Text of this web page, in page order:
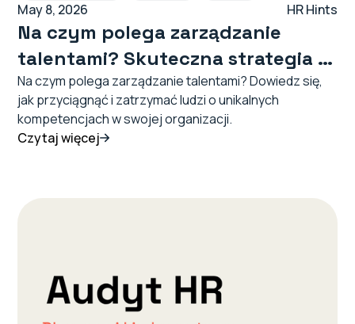
May 8, 2026 HR Hints
Na czym polega zarządzanie
talentami? Skuteczna strategia w
świetle metody Culturivy®
Na czym polega zarządzanie talentami? Dowiedz się,
jak przyciągnąć i zatrzymać ludzi o unikalnych
kompetencjach w swojej organizacji.
Czytaj więcej